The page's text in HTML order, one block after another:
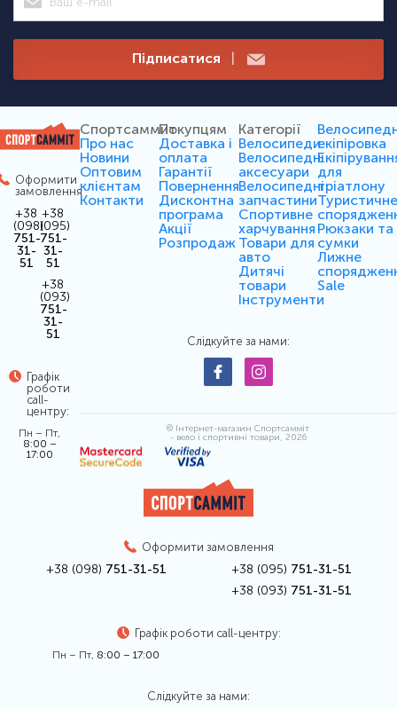
Підписатися |
Оформити
замовлення
+38
(098)
751-
31-
51
+38
(095)
751-
31-
51
+38
(093)
751-
31-
51
Графік
роботи
call-
центру:
Пн – Пт,
8:00 –
17:00
Спортсаммит
Про нас
Новини
Оптовим
клієнтам
Контакти
Покупцям
Доставка і
оплата
Гарантії
Повернення
Дисконтна
програма
Акції
Розпродаж
Категорії
Велосипеди
Велосипедні
аксесуари
Велосипедні
запчастини
Спортивне
харчування
Товари для
авто
Дитячі
товари
Інструменти
екіпіровка
для
тріатлону
Рюкзаки та
сумки
Лижне
Sale
Слідкуйте за нами:
© Інтернет-магазин Спортсамміт
- вело і спортивні товари, 2026
Оформити замовлення
+38 (098) 751-31-51 +38 (095) 751-31-51
+38 (093) 751-31-51
Графік роботи call-центру:
Пн – Пт, 8:00 – 17:00
Слідкуйте за нами: